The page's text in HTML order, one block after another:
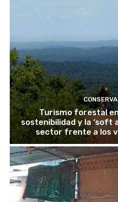
Turismo forestal
sostenibilidad y la ‘soft
sector frente a los